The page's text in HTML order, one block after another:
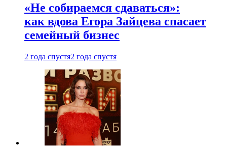
«Не собираемся сдаваться»:
как вдова Егора Зайцева спасает
семейный бизнес
2 года спустя2 года спустя